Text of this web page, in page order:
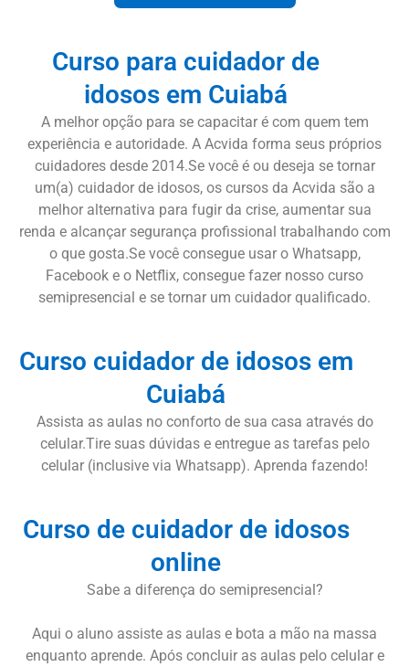
Curso para cuidador de
idosos em Cuiabá
A melhor opção para se capacitar é com quem tem
experiência e autoridade. A Acvida forma seus próprios
cuidadores desde 2014.Se você é ou deseja se tornar
um(a) cuidador de idosos, os cursos da Acvida são a
melhor alternativa para fugir da crise, aumentar sua
renda e alcançar segurança profissional trabalhando com
o que gosta.Se você consegue usar o Whatsapp,
Facebook e o Netflix, consegue fazer nosso curso
semipresencial e se tornar um cuidador qualificado.
Curso cuidador de idosos em
Cuiabá
Assista as aulas no conforto de sua casa através do
celular.Tire suas dúvidas e entregue as tarefas pelo
celular (inclusive via Whatsapp). Aprenda fazendo!
Curso de cuidador de idosos
online
Sabe a diferença do semipresencial?
Aqui o aluno assiste as aulas e bota a mão na massa
enquanto aprende. Após concluir as aulas pelo celular e